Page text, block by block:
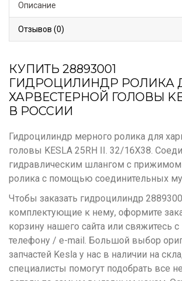
Описание
Отзывов (0)
КУПИТЬ 28893001
ГИДРОЦИЛИНДР РОЛИКА
ХАРВЕСТЕРНОЙ ГОЛОВЫ
В РОССИИ
Гидроцилиндр мерного ролика для
головы KESLA 25RH II. 32/16X38.
гидравлическим шлангом с
ролика с помощью соединительных
Чтобы заказать гидроцилиндр
комплектующие к нему, оформите
корзину нашего сайта или свяжитесь
телефону / e-mail. Большой выбор
запчастей Kesla у нас в наличии на
специалисты помогут подобрать все